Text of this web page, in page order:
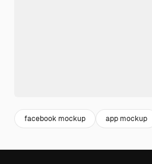
facebook mockup app mockup